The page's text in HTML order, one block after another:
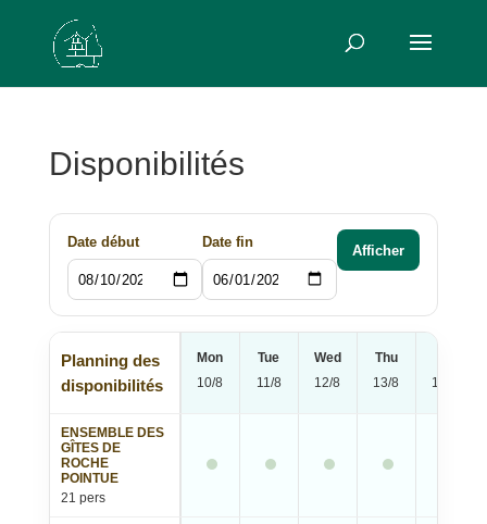
Disponibilités
Date début Date fin Afficher
Planning des
disponibilités
Mon
10/8
Tue
11/8
Wed
12/8
Thu
13/8
14/8
ENSEMBLE DES
GÎTES DE
ROCHE
POINTUE
21 pers